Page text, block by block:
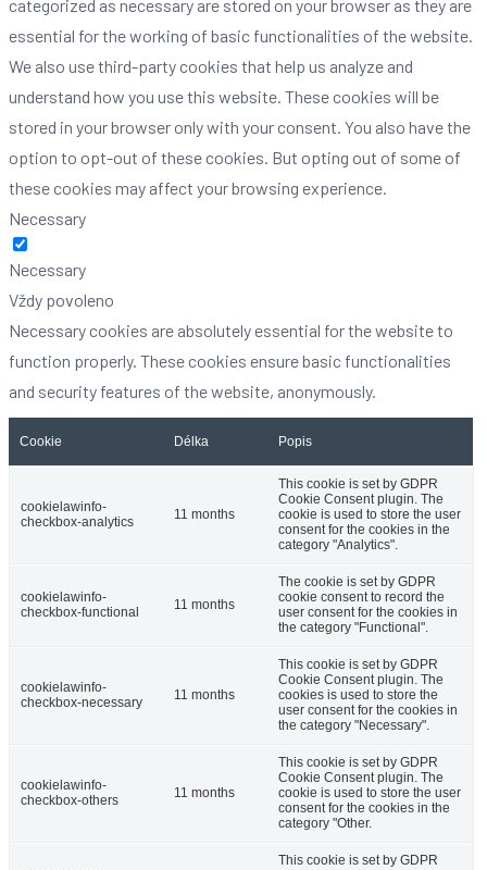
categorized as necessary are stored on your browser as they are
essential for the working of basic functionalities of the website.
We also use third-party cookies that help us analyze and
understand how you use this website. These cookies will be
stored in your browser only with your consent. You also have the
option to opt-out of these cookies. But opting out of some of
these cookies may affect your browsing experience.
Necessary
Necessary
Vždy povoleno
Necessary cookies are absolutely essential for the website to
function properly. These cookies ensure basic functionalities
and security features of the website, anonymously.
Cookie Délka Popis
cookielawinfo-
checkbox-analytics
11 months
This cookie is set by GDPR
Cookie Consent plugin. The
cookie is used to store the user
consent for the cookies in the
category "Analytics".
cookielawinfo-
checkbox-functional
11 months
The cookie is set by GDPR
cookie consent to record the
user consent for the cookies in
the category "Functional".
cookielawinfo-
checkbox-necessary
11 months
This cookie is set by GDPR
Cookie Consent plugin. The
cookies is used to store the
user consent for the cookies in
the category "Necessary".
cookielawinfo-
checkbox-others
11 months
This cookie is set by GDPR
Cookie Consent plugin. The
cookie is used to store the user
consent for the cookies in the
category "Other.
This cookie is set by GDPR